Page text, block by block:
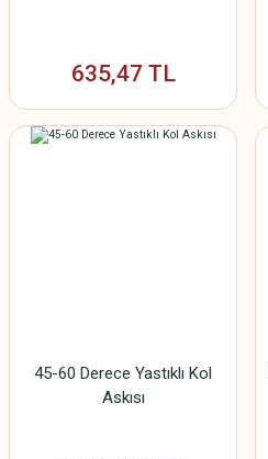
635,47 TL
45-60 Derece Yastıklı Kol
Askısı